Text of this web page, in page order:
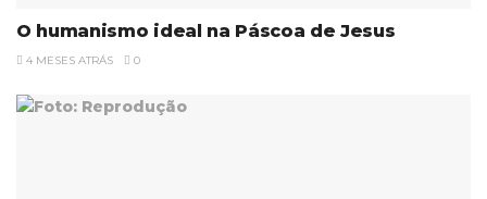
O humanismo ideal na Páscoa de Jesus
4 MESES ATRÁS 0